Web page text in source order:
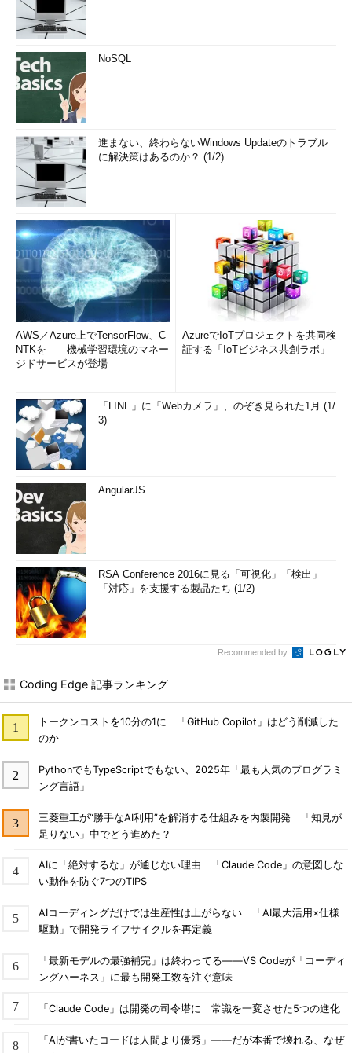
NoSQL
進まない、終わらないWindows Updateのトラブル
に解決策はあるのか？ (1/2)
AWS／Azure上でTensorFlow、C
NTKを――機械学習環境のマネー
ジドサービスが登場
AzureでIoTプロジェクトを共同検
証する「IoTビジネス共創ラボ」
「LINE」に「Webカメラ」、のぞき見られた1月 (1/
3)
AngularJS
RSA Conference 2016に見る「可視化」「検出」
「対応」を支援する製品たち (1/2)
Recommended by
Coding Edge 記事ランキング
トークンコストを10分の1に 「GitHub Copilot」はどう削減した
のか
PythonでもTypeScriptでもない、2025年「最も人気のプログラミ
ング言語」
三菱重工が“勝手なAI利用”を解消する仕組みを内製開発 「知見が
足りない」中でどう進めた？
AIに「絶対するな」が通じない理由 「Claude Code」の意図しな
い動作を防ぐ7つのTIPS
AIコーディングだけでは生産性は上がらない 「AI最大活用×仕様
駆動」で開発ライフサイクルを再定義
「最新モデルの最強補完」は終わってる――VS Codeが「コーディ
ングハーネス」に最も開発工数を注ぐ意味
「Claude Code」は開発の司令塔に 常識を一変させた5つの進化
「AIが書いたコードは人間より優秀」――だが本番で壊れる、なぜ